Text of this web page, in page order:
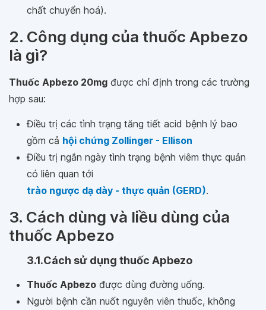
chất chuyển hoá).
2. Công dụng của thuốc Apbezo
là gì?
Thuốc Apbezo 20mg được chỉ định trong các trường
hợp sau:
Điều trị các tình trạng tăng tiết acid bệnh lý bao
gồm cả hội chứng Zollinger - Ellison
Điều trị ngắn ngày tình trạng bệnh viêm thực quản
có liên quan tới
trào ngược dạ dày - thực quản (GERD).
3. Cách dùng và liều dùng của
thuốc Apbezo
3.1.Cách sử dụng thuốc Apbezo
Thuốc Apbezo được dùng đường uống.
Người bệnh cần nuốt nguyên viên thuốc, không